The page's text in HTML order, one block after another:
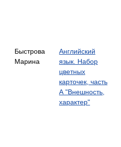
Быстрова
Марина
Английский
язык. Набор
цветных
карточек, часть
А "Внешность,
характер"